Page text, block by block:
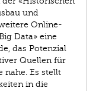
und
Online-
Data» eine
das Potenzial
Quellen für
nahe. Es stellt
in die